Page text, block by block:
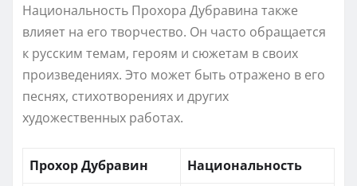
Национальность Прохора Дубравина также
влияет на его творчество. Он часто обращается
к русским темам, героям и сюжетам в своих
произведениях. Это может быть отражено в его
песнях, стихотворениях и других
художественных работах.
Прохор Дубравин
Национальность